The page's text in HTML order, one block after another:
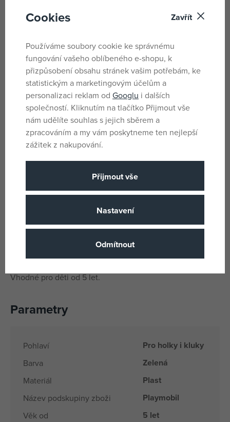
Pohyblivé ruce a nohy pro dynamickou hru
Detailní zpracování inspirované seriálem Monster
High™
Ideální pro sběratele i fanoušky série
Podporuje kreativitu a rozvoj fantazie
Obsah balení:
1 figurka Frankie Stein
1 kabelka ve stylu blesku
Drobné tematické doplňky
Vydejte se do strašidelně zábavného světa Monster
přátelství, originality a nezaměnitelného stylu. Skvělý
dárek pro fanoušky Monster High™ i sběratele figurek
PLAYMOBIL.
Vhodné pro děti od 5 let.
Parametry
Pohlaví Pro holky i kluky
Barva Zelená
Materiál Plast
Název podskupiny zboži Playmobil
Věk od 5 let
Cookies Zavřít
Používáme soubory cookie ke správnému
fungování vašeho oblíbeného e-shopu, k
přizpůsobení obsahu stránek vašim potřebám, ke
statistickým a marketingovým účelům a
personalizaci reklam od Googlu i dalších
společností. Kliknutím na tlačítko Přijmout vše
nám udělíte souhlas s jejich sběrem a
zpracováním a my vám poskytneme ten nejlepší
zážitek z nakupování.
Přijmout vše
Nastavení
Odmítnout